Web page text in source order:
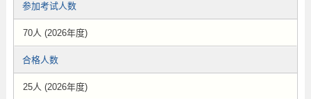
参加考试人数
70人 (2026年度)
合格人数
25人 (2026年度)